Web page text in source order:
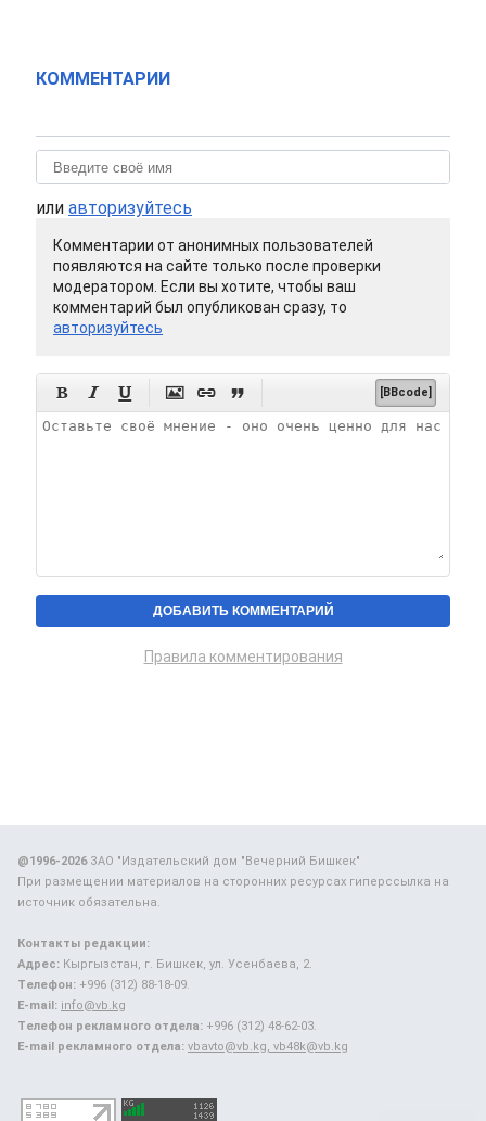
КОММЕНТАРИИ
или авторизуйтесь
Комментарии от анонимных пользователей
появляются на сайте только после проверки
модератором. Если вы хотите, чтобы ваш
комментарий был опубликован сразу, то
авторизуйтесь
      [BBcode]
Правила комментирования
@1996-2026ЗАО "Издательский дом "Вечерний Бишкек"
При размещении материалов на сторонних ресурсах гиперссылка на
источник обязательна.
Контакты редакции:
Адрес: Кыргызстан, г. Бишкек, ул. Усенбаева, 2.
Телефон: +996 (312) 88-18-09.
E-mail: info@vb.kg
Телефон рекламного отдела: +996 (312) 48-62-03.
E-mail рекламного отдела: vbavto@vb.kg, vb48k@vb.kg